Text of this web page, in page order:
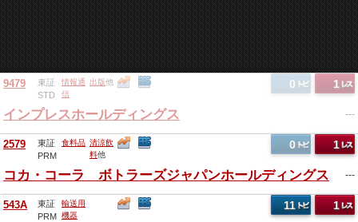
9479
東証
STD
情報通
信
出版他 1
0
インプレスホールディングス ---
2579
東証
PRM
食料品 清涼飲
料他
1
0
コカ・コーラ ボトラーズジャパンホールディングス ---
543A
東証
PRM
輸送用
機器
1
11